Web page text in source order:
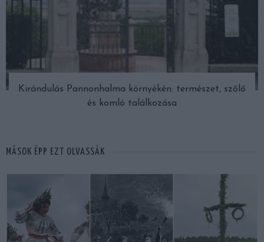
Kirándulás Pannonhalma környékén: természet, szőlő
és komló találkozása
MÁSOK ÉPP EZT OLVASSÁK